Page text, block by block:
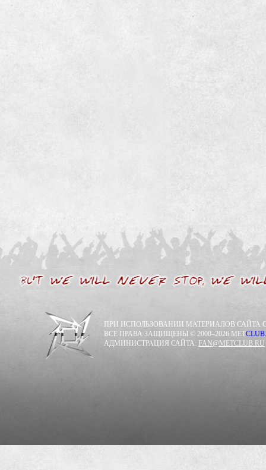
ПРИ ИСПОЛЬЗОВАНИИ МАТЕРИАЛОВ САЙТА
ВСЕ ПРАВА ЗАЩИЩЕНЫ © 2000–2026 METCLUB.
АДМИНИСТРАЦИЯ САЙТА: FAN@METCLUB.RU